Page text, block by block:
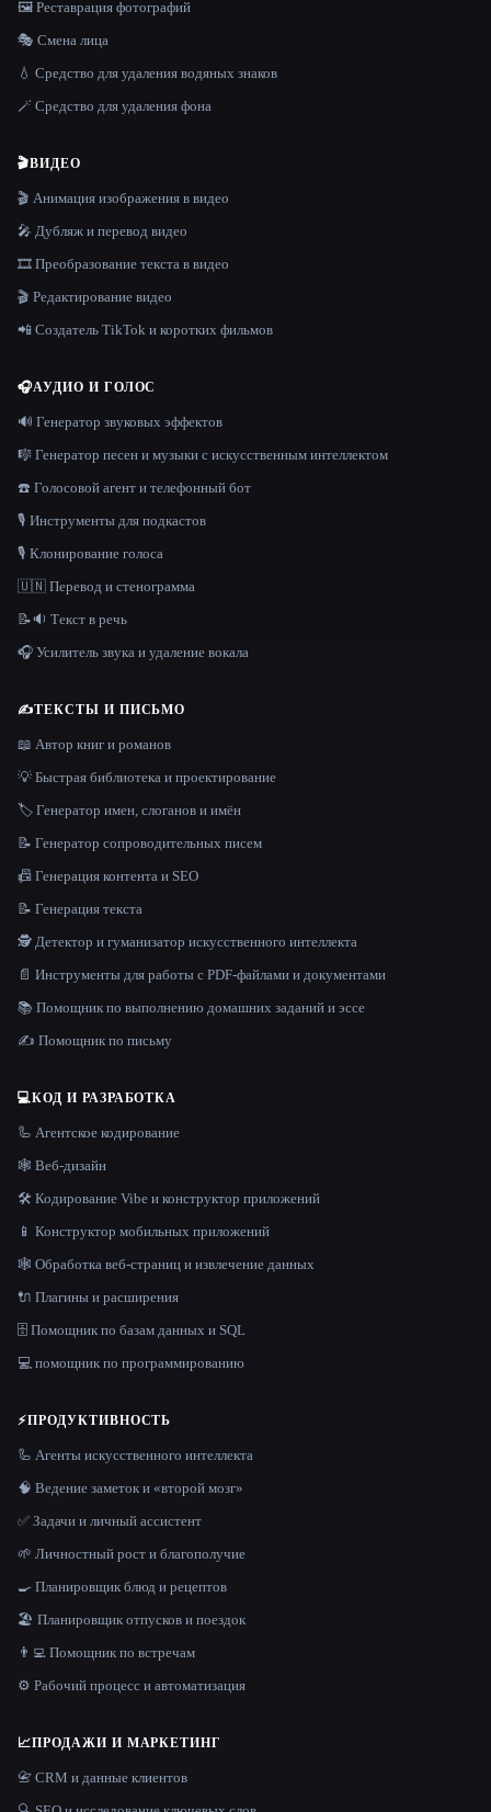
🖼️ Реставрация фотографий
🎭 Смена лица
💧 Средство для удаления водяных знаков
🪄 Средство для удаления фона
🎬ВИДЕО
🎬 Анимация изображения в видео
🎤 Дубляж и перевод видео
🎞️ Преобразование текста в видео
🎬 Редактирование видео
📲 Создатель TikTok и коротких фильмов
🎧АУДИО И ГОЛОС
🔊 Генератор звуковых эффектов
🎼 Генератор песен и музыки с искусственным интеллектом
☎️ Голосовой агент и телефонный бот
🎙️ Инструменты для подкастов
🎙️ Клонирование голоса
🇺🇳 Перевод и стенограмма
📝🔉 Текст в речь
🎧 Усилитель звука и удаление вокала
✍️ТЕКСТЫ И ПИСЬМО
📖 Автор книг и романов
💡 Быстрая библиотека и проектирование
🏷️ Генератор имен, слоганов и имён
📝 Генератор сопроводительных писем
📠 Генерация контента и SEO
📝 Генерация текста
🕵️ Детектор и гуманизатор искусственного интеллекта
📄 Инструменты для работы с PDF-файлами и документами
📚 Помощник по выполнению домашних заданий и эссе
✍️ Помощник по письму
💻КОД И РАЗРАБОТКА
🦾 Агентское кодирование
🕸 Веб-дизайн
🛠️ Кодирование Vibe и конструктор приложений
📱 Конструктор мобильных приложений
🕸️ Обработка веб-страниц и извлечение данных
🔌 Плагины и расширения
🗄️ Помощник по базам данных и SQL
💻 помощник по программированию
⚡ПРОДУКТИВНОСТЬ
🦾 Агенты искусственного интеллекта
🧠 Ведение заметок и «второй мозг»
✅ Задачи и личный ассистент
🌱 Личностный рост и благополучие
🍳 Планировщик блюд и рецептов
🏖 Планировщик отпусков и поездок
👨‍💻 Помощник по встречам
⚙️ Рабочий процесс и автоматизация
📈ПРОДАЖИ И МАРКЕТИНГ
📇 CRM и данные клиентов